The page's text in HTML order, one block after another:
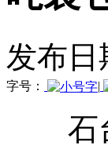
发布日
字号： |
石台